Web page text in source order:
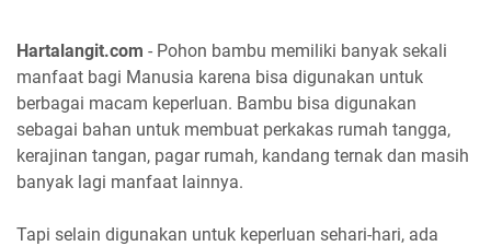
Hartalangit.com - Pohon bambu memiliki banyak sekali
manfaat bagi Manusia karena bisa digunakan untuk
berbagai macam keperluan. Bambu bisa digunakan
sebagai bahan untuk membuat perkakas rumah tangga,
kerajinan tangan, pagar rumah, kandang ternak dan masih
banyak lagi manfaat lainnya.
Tapi selain digunakan untuk keperluan sehari-hari, ada